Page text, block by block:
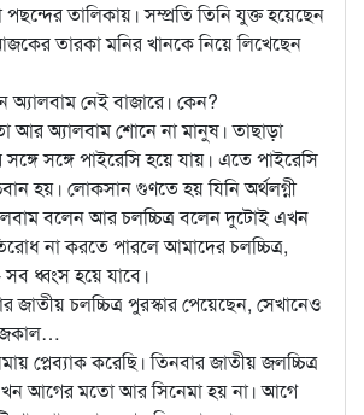
পছন্দের তালিকায়। সম্প্রতি তিনি যুক্ত হয়েছেন
তারকা মনির খানকে নিয়ে লিখেছেন
অ্যালবাম নেই বাজারে। কেন?
অ্যালবাম শোনে না মানুষ। তাছাড়া
সঙ্গে পাইরেসি হয়ে যায়। এতে পাইরেসি
হয়। লোকসান গুণতে হয় যিনি অর্থলগ্নী
বলেন আর চলচ্চিত্র বলেন দুটোই এখন
না করতে পারলে আমাদের চলচ্চিত্র,
ধ্বংস হয়ে যাবে।
জাতীয় চলচ্চিত্র পুরস্কার পেয়েছেন, সেখানেও
প্লেব্যাক করেছি। তিনবার জাতীয় জলচ্চিত্র
আগের মতো আর সিনেমা হয় না। আগে